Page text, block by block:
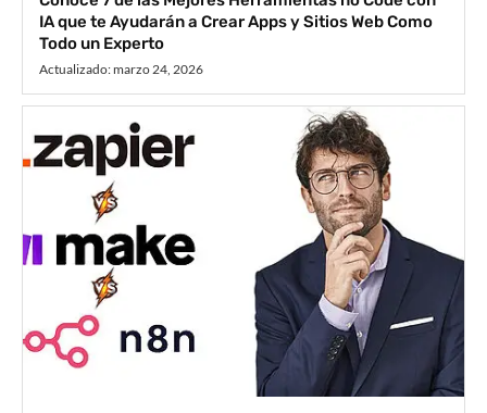
IA que te Ayudarán a Crear Apps y Sitios Web Como
Todo un Experto
Actualizado:marzo 24, 2026